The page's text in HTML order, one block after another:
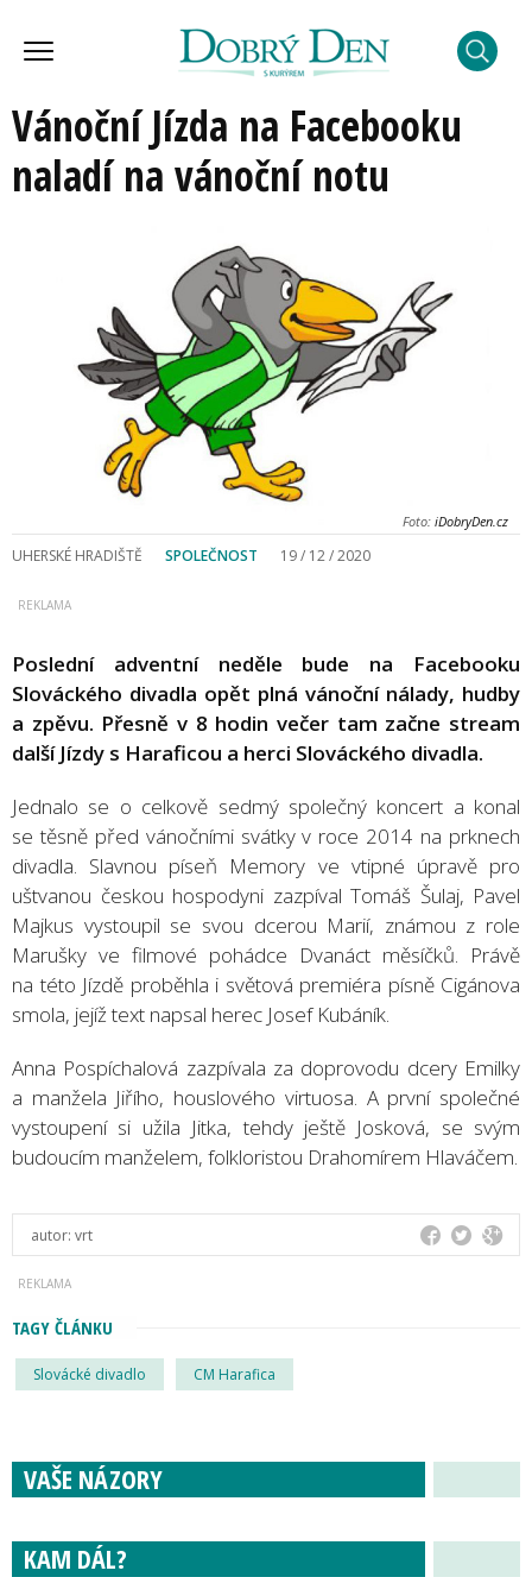
Vánoční Jízda na Facebooku
naladí na vánoční notu
Foto: iDobryDen.cz
UHERSKÉ HRADIŠTĚ SPOLEČNOST 19 / 12 / 2020
Poslední adventní neděle bude na Facebooku
Slováckého divadla opět plná vánoční nálady, hudby
a zpěvu. Přesně v 8 hodin večer tam začne stream
další Jízdy s Haraficou a herci Slováckého divadla.
Jednalo se o celkově sedmý společný koncert a konal
se těsně před vánočními svátky v roce 2014 na prknech
divadla. Slavnou píseň Memory ve vtipné úpravě pro
uštvanou českou hospodyni zazpíval Tomáš Šulaj, Pavel
Majkus vystoupil se svou dcerou Marií, známou z role
Marušky ve filmové pohádce Dvanáct měsíčků. Právě
na této Jízdě proběhla i světová premiéra písně Cigánova
smola, jejíž text napsal herec Josef Kubáník.
Anna Pospíchalová zazpívala za doprovodu dcery Emilky
a manžela Jiřího, houslového virtuosa. A první společné
vystoupení si užila Jitka, tehdy ještě Josková, se svým
budoucím manželem, folkloristou Drahomírem Hlaváčem.
autor: vrt
TAGY ČLÁNKU
Slovácké divadlo CM Harafica
VAŠE NÁZORY
KAM DÁL?